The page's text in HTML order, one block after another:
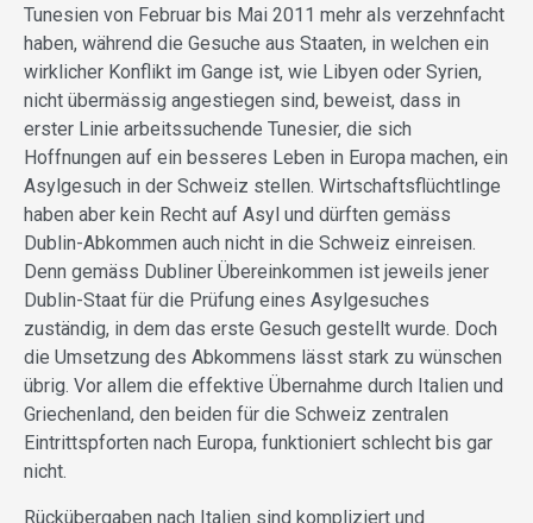
Tunesien von Februar bis Mai 2011 mehr als verzehnfacht
haben, während die Gesuche aus Staaten, in welchen ein
wirklicher Konflikt im Gange ist, wie Libyen oder Syrien,
nicht übermässig angestiegen sind, beweist, dass in
erster Linie arbeitssuchende Tunesier, die sich
Hoffnungen auf ein besseres Leben in Europa machen, ein
Asylgesuch in der Schweiz stellen. Wirtschaftsflüchtlinge
haben aber kein Recht auf Asyl und dürften gemäss
Dublin-Abkommen auch nicht in die Schweiz einreisen.
Denn gemäss Dubliner Übereinkommen ist jeweils jener
Dublin-Staat für die Prüfung eines Asylgesuches
zuständig, in dem das erste Gesuch gestellt wurde. Doch
die Umsetzung des Abkommens lässt stark zu wünschen
übrig. Vor allem die effektive Übernahme durch Italien und
Griechenland, den beiden für die Schweiz zentralen
Eintrittspforten nach Europa, funktioniert schlecht bis gar
nicht.
Rückübergaben nach Italien sind kompliziert und